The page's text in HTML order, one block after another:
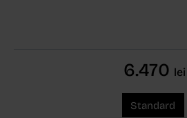
6.470 lei
Standard